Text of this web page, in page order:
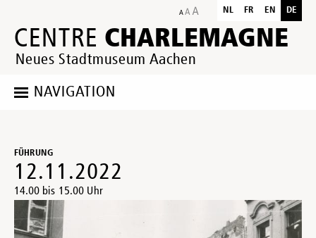
CENTRE CHARLEMAGNE
Neues Stadtmuseum Aachen
NL FR EN DE
NAVIGATION
FÜHRUNG
12.11.2022
14.00 bis 15.00 Uhr